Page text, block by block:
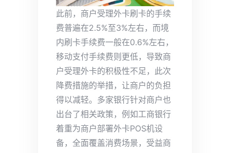
此前，商户受理外卡刷卡的手续
费普遍在2.5%至3%左右，而境
内刷卡手续费一般在0.6%左右，
移动支付手续费则更低，导致商
户受理外卡的积极性不足，此次
降费措施的举措，让商户的负担
得以减轻。多家银行针对商户也
出台了相关政策，例如工商银行
着重为商户部署外卡POS机设
备，全面覆盖消费场景，受益商